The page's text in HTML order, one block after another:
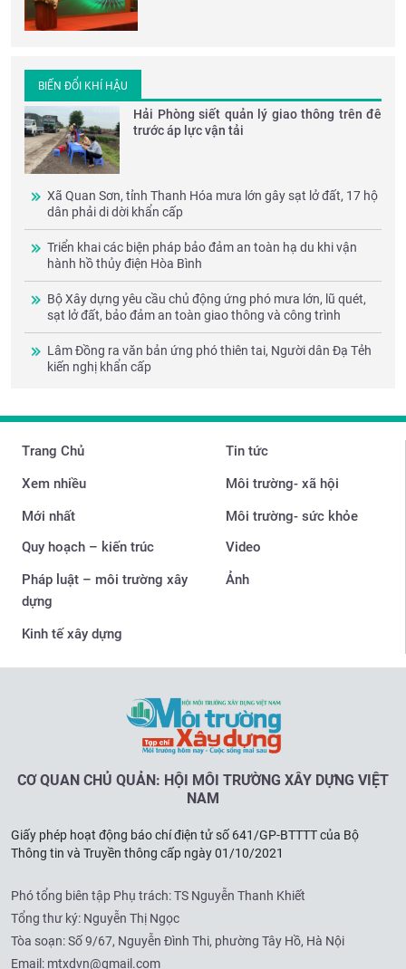
BIẾN ĐỔI KHÍ HẬU
Hải Phòng siết quản lý giao thông trên đê
trước áp lực vận tải
Xã Quan Sơn, tỉnh Thanh Hóa mưa lớn gây sạt lở đất, 17 hộ
dân phải di dời khẩn cấp
Triển khai các biện pháp bảo đảm an toàn hạ du khi vận
hành hồ thủy điện Hòa Bình
Bộ Xây dựng yêu cầu chủ động ứng phó mưa lớn, lũ quét,
sạt lở đất, bảo đảm an toàn giao thông và công trình
Lâm Đồng ra văn bản ứng phó thiên tai, Người dân Đạ Tẻh
kiến nghị khẩn cấp
Trang Chủ
Xem nhiều
Mới nhất
Tin tức
Môi trường- xã hội
Môi trường- sức khỏe
Quy hoạch – kiến trúc
Pháp luật – môi trường xây
dựng
Kinh tế xây dựng
Video
Ảnh
CƠ QUAN CHỦ QUẢN: HỘI MÔI TRƯỜNG XÂY DỰNG VIỆT
NAM
Giấy phép hoạt động báo chí điện tử số 641/GP-BTTTT của Bộ
Thông tin và Truyền thông cấp ngày 01/10/2021
Phó tổng biên tập Phụ trách: TS Nguyễn Thanh Khiết
Tổng thư ký: Nguyễn Thị Ngọc
Tòa soạn:Số 9/67, Nguyễn Đình Thi, phường Tây Hồ, Hà Nội
Email: mtxdvn@gmail.com